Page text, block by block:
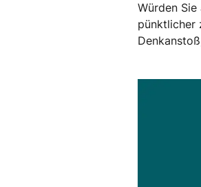
Würden
pünktlicher